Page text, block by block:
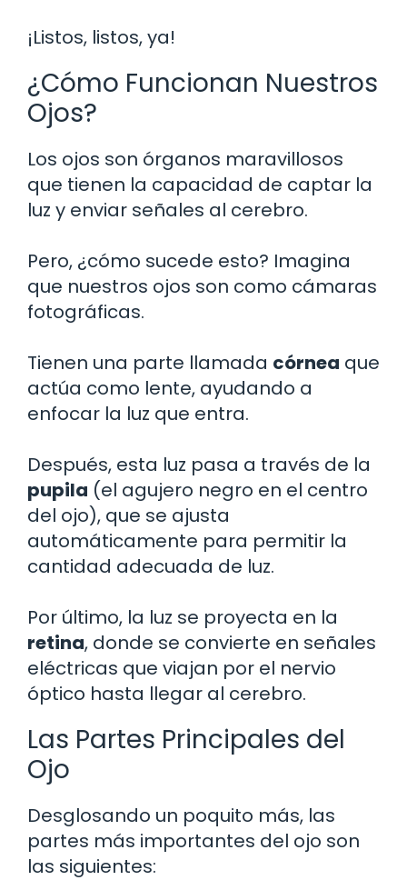
¡Listos, listos, ya!
¿Cómo Funcionan Nuestros
Ojos?
Los ojos son órganos maravillosos
que tienen la capacidad de captar la
luz y enviar señales al cerebro.
Pero, ¿cómo sucede esto? Imagina
que nuestros ojos son como cámaras
fotográficas.
Tienen una parte llamada córnea que
actúa como lente, ayudando a
enfocar la luz que entra.
Después, esta luz pasa a través de la
pupila (el agujero negro en el centro
del ojo), que se ajusta
automáticamente para permitir la
cantidad adecuada de luz.
Por último, la luz se proyecta en la
retina, donde se convierte en señales
eléctricas que viajan por el nervio
óptico hasta llegar al cerebro.
Las Partes Principales del
Ojo
Desglosando un poquito más, las
partes más importantes del ojo son
las siguientes: